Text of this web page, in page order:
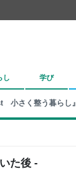
し 学び
小さく整う暮らし』
た後 -